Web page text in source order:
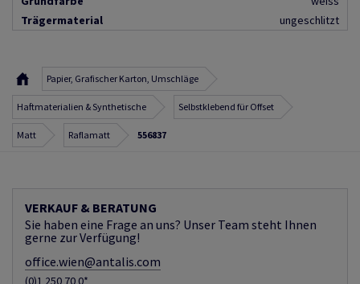
Trägermaterial
ungeschlitzt
Papier, Grafischer Karton, Umschläge
Haftmaterialien & Synthetische Selbstklebend für Offset
Matt Raflamatt 556837
VERKAUF & BERATUNG
Sie haben eine Frage an uns? Unser Team steht Ihnen
gerne zur Verfügung!
office.wien@antalis.com
(0)1 250 70 0*